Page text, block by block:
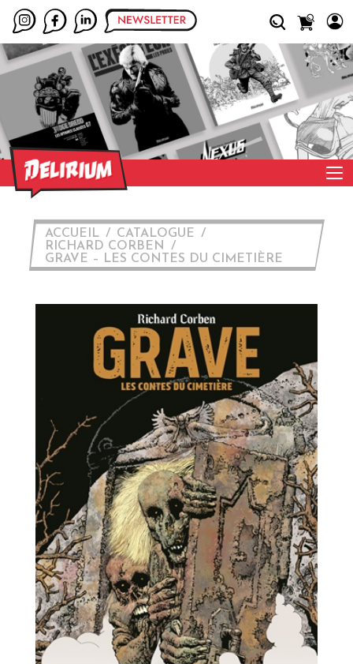
ACCUEIL
CATALOGUE
RICHARD CORBEN
GRAVE – LES CONTES DU CIMETIÈRE